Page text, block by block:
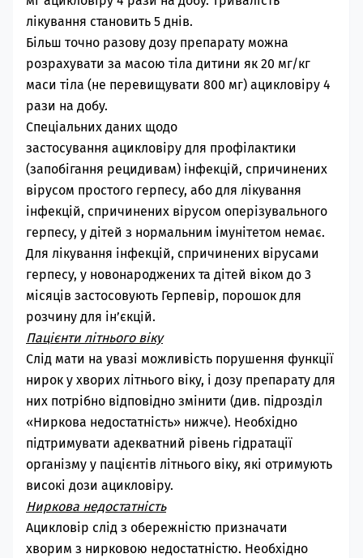
лікування становить 5 днів.
Більш точно разову дозу препарату можна
розрахувати за масою тіла дитини як 20 мг/кг
маси тіла (не перевищувати 800 мг) ацикловіру 4
рази на добу.
Спеціальних даних щодо
застосування ацикловіру для профілактики
(запобігання рецидивам) інфекцій, спричинених
вірусом простого герпесу, або для лікування
інфекцій, спричинених вірусом оперізувального
герпесу, у дітей з нормальним імунітетом немає.
Для лікування інфекцій, спричинених вірусами
герпесу, у новонароджених та дітей віком до 3
місяців застосовують Герпевір, порошок для
розчину для ін’єкцій.
Пацієнти літнього віку
Слід мати на увазі можливість порушення функції
нирок у хворих літнього віку, і дозу препарату для
них потрібно відповідно змінити (див. підрозділ
«Ниркова недостатність» нижче). Необхідно
підтримувати адекватний рівень гідратації
організму у пацієнтів літнього віку, які отримують
високі дози ацикловіру.
Ниркова недостатність
Ацикловір слід з обережністю призначати
хворим з нирковою недостатністю. Необхідно